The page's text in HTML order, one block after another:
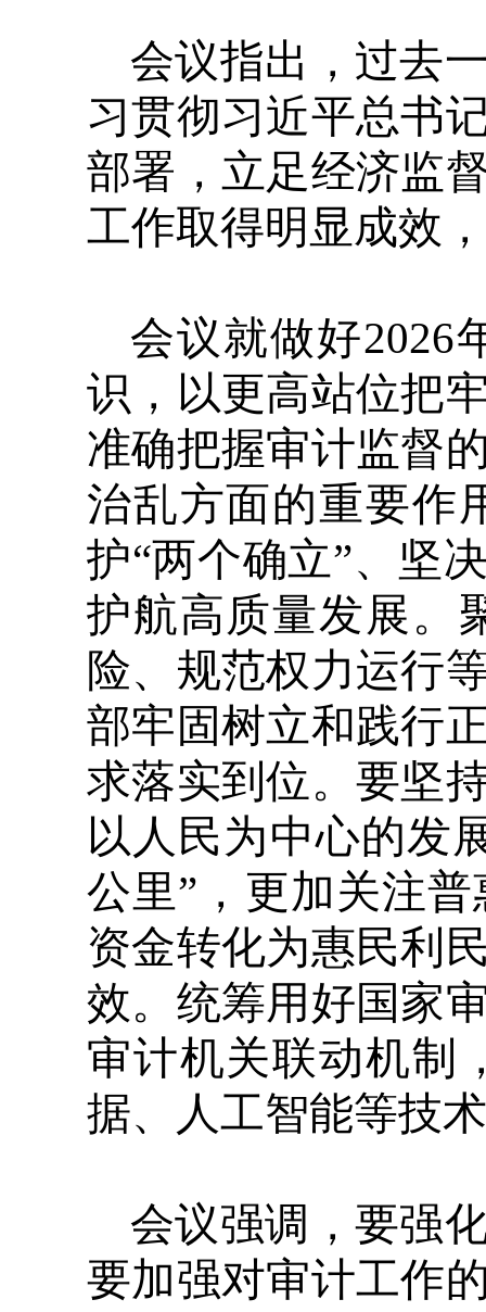
会议指出，过去
习贯彻习近平总书
部署，立足经济监
工作取得明显成效
会议就做好2026
识，以更高站位把
准确把握审计监督
治乱方面的重要作
护“两个确立”、坚
护航高质量发展。
险、规范权力运行
部牢固树立和践行
求落实到位。要坚
以人民为中心的发
公里”，更加关注
资金转化为惠民利
效。统筹用好国家
审计机关联动机制
据、人工智能等技
会议强调，要强
要加强对审计工作